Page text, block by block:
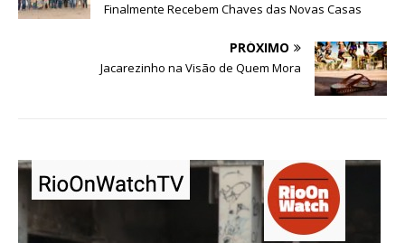
Finalmente Recebem Chaves das Novas Casas
PRÓXIMO
Jacarezinho na Visão de Quem Mora